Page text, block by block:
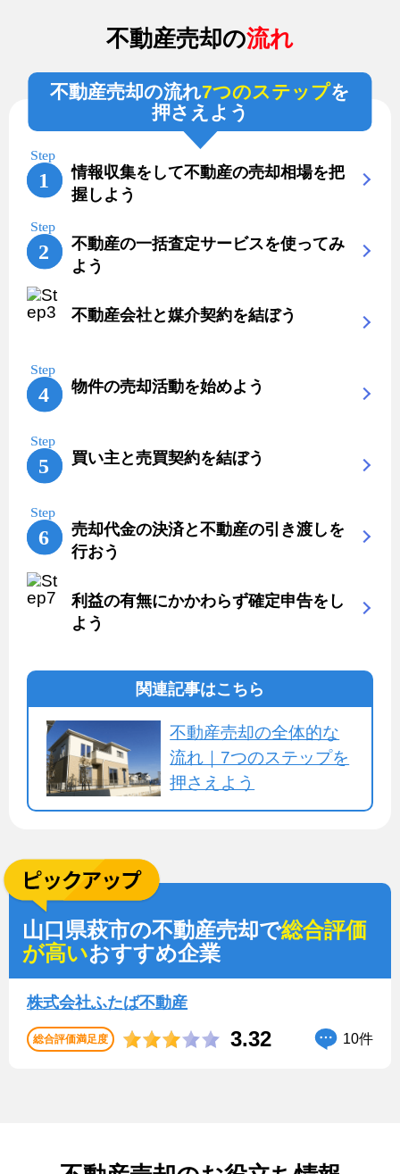
不動産売却の流れ
不動産売却の流れ7つのステップを
押さえよう
情報収集をして不動産の売却相場を把
握しよう
不動産の一括査定サービスを使ってみ
よう
不動産会社と媒介契約を結ぼう
物件の売却活動を始めよう
買い主と売買契約を結ぼう
売却代金の決済と不動産の引き渡しを
行おう
利益の有無にかかわらず確定申告をし
よう
関連記事はこちら
不動産売却の全体的な
流れ｜7つのステップを
押さえよう
山口県萩市の不動産売却で総合評価
が高いおすすめ企業
株式会社ふたば不動産
総合評価満足度 3.32 10件